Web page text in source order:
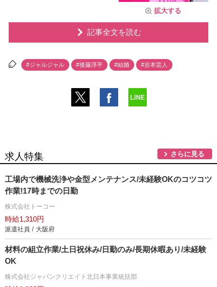
拡大する
記事全文を読む
#ジャルジャル #後藤淳平 #結婚 #吉本芸人
求人特集 さらに見る
工場内で機械洗浄や金型メンテナンス/未経験OKのコツコツ
作業!17時までの日勤
株式会社トーコー
時給1,310円
派遣社員 / 大阪府
材料の組立作業/土日祝休み/日勤のみ/長期休暇あり/未経験
OK
株式会社ジャパンクリエイト北日本事業統括部